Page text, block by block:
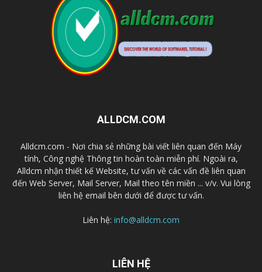
ALLDCM.COM
Alldcm.com - Nơi chia sẻ những bài viết liên quan đến Máy
tính, Công nghệ Thông tin hoàn toàn miễn phí. Ngoài ra,
Alldcm nhận thiết kế Website, tư vấn về các vấn đề liên quan
đến Web Server, Mail Server, Mail theo tên miền ... v/v. Vui lòng
liên hệ email bên dưới để được tư vấn.
Liên hệ: info@alldcm.com
LIÊN HỆ